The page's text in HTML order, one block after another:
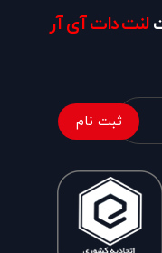
لنت دات آی آر
ثبت نام